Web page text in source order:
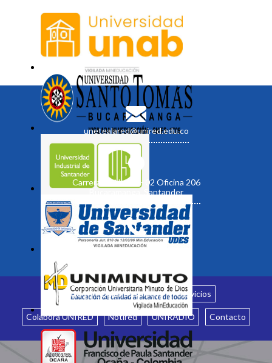
unetealared@unired.edu.co
Carrera 19 No. 35 - 02 Oficina 206
Bucaramanga, Santander
Inicio ¿Quiénes somos? Servicios
Colabora UNIRED Notired UNIRADIO Contacto